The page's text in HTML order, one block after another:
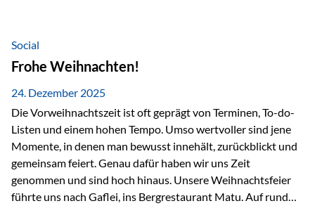
starkes Miteinander ist. Neben diesen gemeinsamen
Erlebnissen konnten wir…
Social
Frohe Weihnachten!
24. Dezember 2025
Die Vorweihnachtszeit ist oft geprägt von Terminen, To-do-
Listen und einem hohen Tempo. Umso wertvoller sind jene
Momente, in denen man bewusst innehält, zurückblickt und
gemeinsam feiert. Genau dafür haben wir uns Zeit
genommen und sind hoch hinaus. Unsere Weihnachtsfeier
führte uns nach Gaflei, ins Bergrestaurant Matu. Auf rund